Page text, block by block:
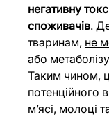
негативну
споживачів.
тваринам, не
або
Таким чином,
потенційного
м’ясі, молоці